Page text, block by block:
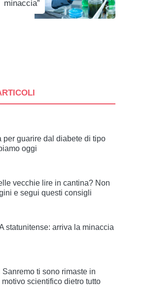
minaccia”
per guarire dal diabete di tipo
oggi
vecchie lire in cantina? Non
e segui questi consigli
statunitense: arriva la minaccia
Sanremo ti sono rimaste in
motivo scientifico dietro tutto